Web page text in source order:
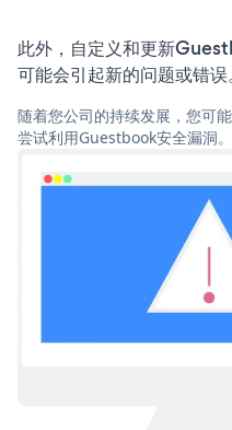
此外，自定义和更新
可能会引起新的问题或错误。
随着您公司的持续发展，您可
尝试利用Guestbook安全漏洞。